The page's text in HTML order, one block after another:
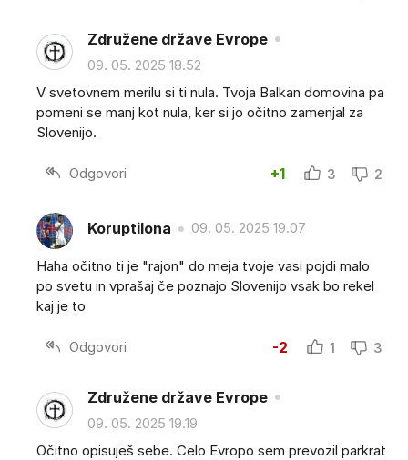
Združene države Evrope
09. 05. 2025 18.52
V svetovnem merilu si ti nula. Tvoja Balkan domovina pa
pomeni se manj kot nula, ker si jo očitno zamenjal za
Slovenijo.
Odgovori +1 3 2
Koruptilona 09. 05. 2025 19.07
Haha očitno ti je "rajon" do meja tvoje vasi pojdi malo
po svetu in vprašaj če poznajo Slovenijo vsak bo rekel
kaj je to
Odgovori -2 1 3
Združene države Evrope
09. 05. 2025 19.19
Očitno opisuješ sebe. Celo Evropo sem prevozil parkrat